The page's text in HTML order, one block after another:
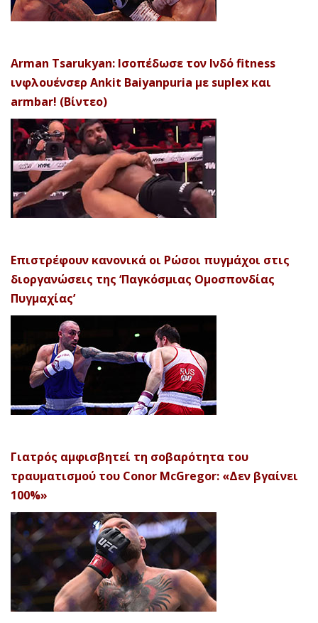
Arman Tsarukyan: Ισοπέδωσε τον Ινδό fitness
ινφλουένσερ Ankit Baiyanpuria με suplex και
armbar! (Βίντεο)
Επιστρέφουν κανονικά οι Ρώσοι πυγμάχοι στις
διοργανώσεις της ‘Παγκόσμιας Ομοσπονδίας
Πυγμαχίας’
Γιατρός αμφισβητεί τη σοβαρότητα του
τραυματισμού του Conor McGregor: «Δεν βγαίνει
100%»